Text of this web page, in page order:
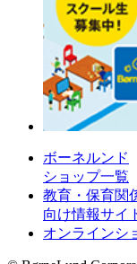
ボーネルンド
ショップ一覧
教育・保育関
向け情報サイ
オンラインシ